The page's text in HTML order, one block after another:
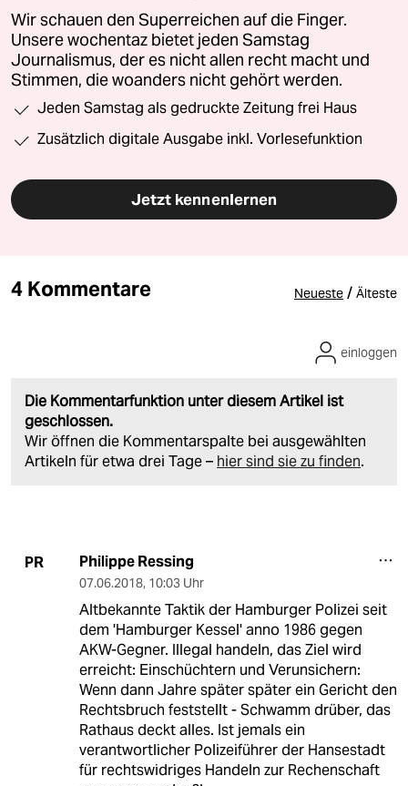
Wir schauen den Superreichen auf die Finger.
Unsere wochentaz bietet jeden Samstag
Journalismus, der es nicht allen recht macht und
Stimmen, die woanders nicht gehört werden.
Jeden Samstag als gedruckte Zeitung frei Haus
Zusätzlich digitale Ausgabe inkl. Vorlesefunktion
Jetzt kennenlernen
4 Kommentare Neueste / Älteste
Die Kommentarfunktion unter diesem Artikel ist
geschlossen.
Wir öffnen die Kommentarspalte bei ausgewählten
Artikeln für etwa drei Tage – hier sind sie zu finden.
einloggen
PR Philippe Ressing
07.06.2018, 10:03 Uhr
Altbekannte Taktik der Hamburger Polizei seit
dem 'Hamburger Kessel' anno 1986 gegen
AKW-Gegner. Illegal handeln, das Ziel wird
erreicht: Einschüchtern und Verunsichern:
Wenn dann Jahre später später ein Gericht den
Rechtsbruch feststellt - Schwamm drüber, das
Rathaus deckt alles. Ist jemals ein
verantwortlicher Polizeiführer der Hansestadt
für rechtswidriges Handeln zur Rechenschaft